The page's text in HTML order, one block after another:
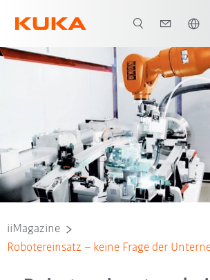
iiMagazine
Robotereinsatz – keine Frage der